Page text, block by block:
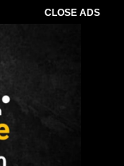
CLOSE ADS